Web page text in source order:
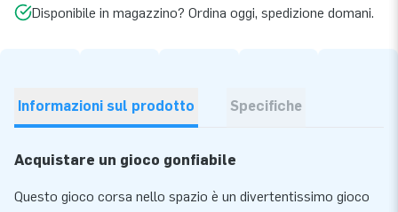
Disponibile in magazzino? Ordina oggi, spedizione domani.
Informazioni sul prodotto Specifiche
Acquistare un gioco gonfiabile
Questo gioco corsa nello spazio è un divertentissimo gioco